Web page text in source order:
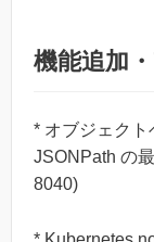
機能追加
* オブジェクト
JSONPath の
8040)